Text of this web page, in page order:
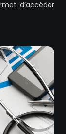
d’accéder